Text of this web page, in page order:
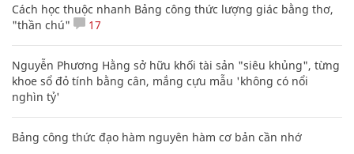
Cách học thuộc nhanh Bảng công thức lượng giác bằng thơ,
"thần chú"
17
Nguyễn Phương Hằng sở hữu khối tài sản "siêu khủng", từng
khoe sổ đỏ tính bằng cân, mắng cựu mẫu 'không có nổi
nghìn tỷ'
Bảng công thức đạo hàm nguyên hàm cơ bản cần nhớ